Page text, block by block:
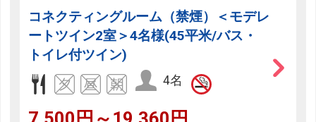
コネクティングルーム（禁煙）＜モデレ
ートツイン2室＞4名様(45平米/バス・
トイレ付ツイン)
4名